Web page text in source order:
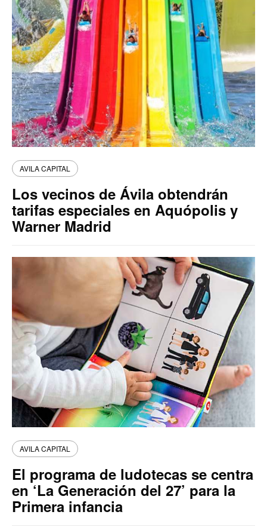
AVILA CAPITAL
Los vecinos de Ávila obtendrán
tarifas especiales en Aquópolis y
Warner Madrid
AVILA CAPITAL
El programa de ludotecas se centra
en ‘La Generación del 27’ para la
Primera infancia